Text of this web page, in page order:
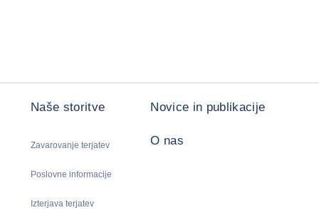
Naše storitve
Zavarovanje terjatev
Poslovne informacije
Izterjava terjatev
Novice in publikacije
O nas